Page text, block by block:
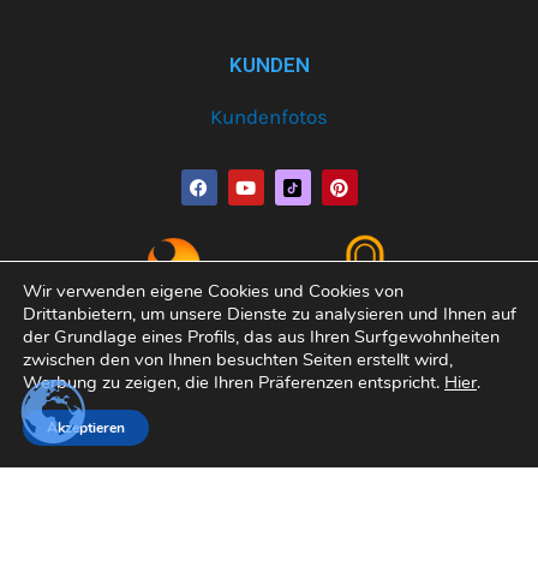
KUNDEN
Kundenfotos
F
a
c
b
o
o
k
Y
o
u
b
e
P
i
n
e
r
e
s
t
Copyright© 2026 Varobath | Erledigt von:
Wir verwenden eigene Cookies und Cookies von
Drittanbietern, um unsere Dienste zu analysieren und Ihnen auf
der Grundlage eines Profils, das aus Ihren Surfgewohnheiten
zwischen den von Ihnen besuchten Seiten erstellt wird,
Werbung zu zeigen, die Ihren Präferenzen entspricht. Hier.
Akzeptieren